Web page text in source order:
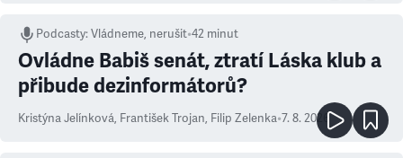
Podcasty:Vládneme, nerušit•42 minut
Ovládne Babiš senát, ztratí Láska klub a
přibude dezinformátorů?
Kristýna Jelínková, František Trojan, Filip Zelenka•7. 8. 2026